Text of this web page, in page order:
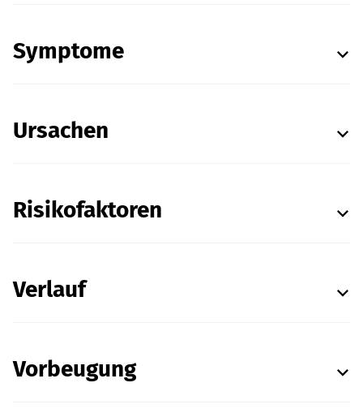
Symptome
Ursachen
Risikofaktoren
Verlauf
Vorbeugung